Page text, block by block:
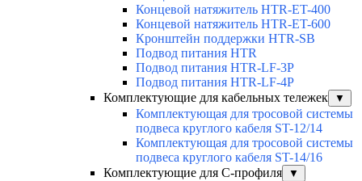
Концевой натяжитель HTR-ET-400
Концевой натяжитель HTR-ET-600
Кронштейн поддержки HTR-SB
Подвод питания HTR
Подвод питания HTR-LF-3P
Подвод питания HTR-LF-4P
Комплектующие для кабельных тележек
▼
Комплектующая для тросовой системы
подвеса круглого кабеля ST-12/14
Комплектующая для тросовой системы
подвеса круглого кабеля ST-14/16
Комплектующие для С-профиля
▼